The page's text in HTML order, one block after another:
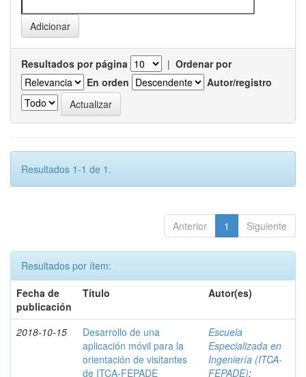
Resultados por página | Ordenar por
En orden
Autor/registro
Resultados 1-1 de 1.
Anterior 1 Siguiente
Resultados por ítem:
Fecha de
publicación
Título Autor(es)
2018-10-15
Desarrollo de una
aplicación móvil para la
orientación de visitantes
de ITCA-FEPADE
Escuela
Especializada en
Ingeniería (ITCA-
FEPADE);